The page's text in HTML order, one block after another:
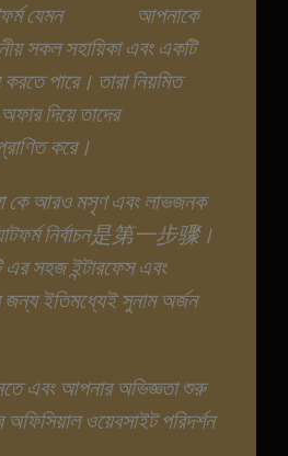
যেমন
আপনাকে
সকল সহায়িকা এবং একটি
পারে। তারা নিয়মিত
দিয়ে তাদের
করে।
কে আরও মসৃণ এবং লাভজনক
নির্বাচন是第一步骤।
এর সহজ ইন্টারফেস এবং
জন্য ইতিমধ্যেই সুনাম অর্জন
এবং আপনার অভিজ্ঞতা শুরু
অফিসিয়াল ওয়েবসাইট পরিদর্শন